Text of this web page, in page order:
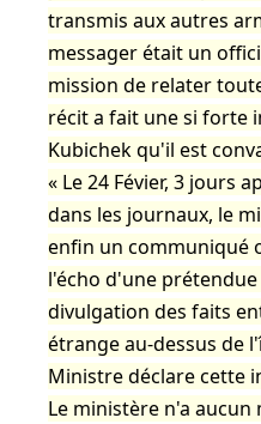
transmis aux autres
messager était un
mission de relater
récit a fait une si forte
Kubichek qu'il est
Le 24 Févier, 3 jours
dans les journaux, le
enfin un communiqué
l'écho d'une
divulgation des faits
étrange au-dessus de
Ministre déclare cette
Le ministère n'a